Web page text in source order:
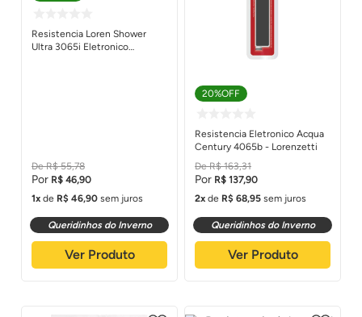
Resistencia Loren Shower
Ultra 3065i Eletronico
R$ 55,78
R$ 46,90
1
de R$ 46,90 sem juros
Queridinhos do Inverno
Ver Produto
20%OFF
Resistencia Eletronico Acqua
Century 4065b - Lorenzetti
R$ 163,31
R$ 137,90
2
de R$ 68,95 sem juros
Queridinhos do Inverno
Ver Produto